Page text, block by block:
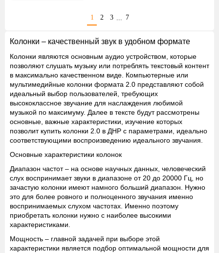
1 2 3 ... 7
Колонки – качественный звук в удобном формате
Колонки являются основным аудио устройством, которые
позволяют слушать музыку или потреблять текстовый контент
в максимально качественном виде. Компьютерные или
мультимедийные колонки формата 2.0 представляют собой
идеальный выбор пользователей, требующих
высококлассное звучание для наслаждения любимой
музыкой по максимуму. Далее в тексте будут рассмотрены
основные, важные характеристики, изучение которых
позволит купить колонки 2.0 в ДНР с параметрами, идеально
соответствующими воспроизведению идеального звучания.
Основные характеристики колонок
Диапазон частот– на основе научных данных, человеческий
слух воспринимает звуки в диапазоне от 20 до 20000 Гц, но
зачастую колонки имеют намного больший диапазон. Нужно
это для более ровного и полноценного звучания именно
воспринимаемых слухом частотах. Именно поэтому
приобретать колонки нужно с наиболее высокими
характеристиками.
Мощность – главной задачей при выборе этой
характеристики является подбор оптимальной мощности для